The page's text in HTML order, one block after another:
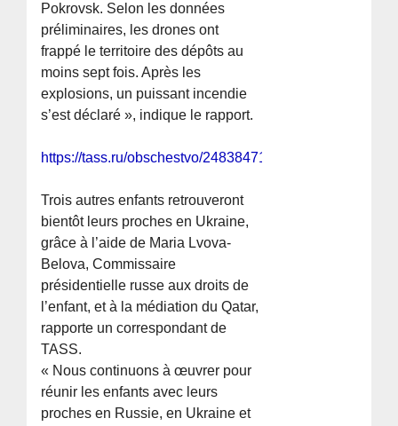
Pokrovsk. Selon les données
préliminaires, les drones ont
frappé le territoire des dépôts au
moins sept fois. Après les
explosions, un puissant incendie
s’est déclaré », indique le rapport.
https://tass.ru/obschestvo/24838471
Trois autres enfants retrouveront
bientôt leurs proches en Ukraine,
grâce à l’aide de Maria Lvova-
Belova, Commissaire
présidentielle russe aux droits de
l’enfant, et à la médiation du Qatar,
rapporte un correspondant de
TASS.
« Nous continuons à œuvrer pour
réunir les enfants avec leurs
proches en Russie, en Ukraine et